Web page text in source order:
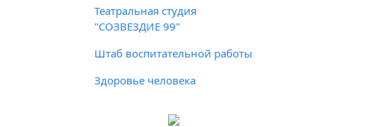
Театральная студия
"СОЗВЕЗДИЕ 99"
Штаб воспитательной работы
Здоровье человека